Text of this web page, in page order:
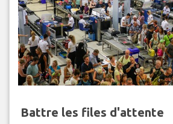
Battre les files d'attente